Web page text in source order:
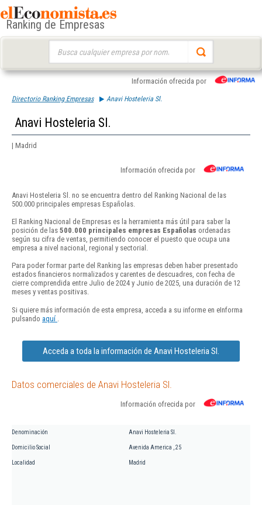
Ranking de Empresas
Información ofrecida por
Directorio Ranking Empresas Anavi Hosteleria Sl.
Anavi Hosteleria Sl.
| Madrid
Información ofrecida por
Anavi Hosteleria Sl. no se encuentra dentro del Ranking Nacional de las
500.000 principales empresas Españolas.
El Ranking Nacional de Empresas es la herramienta más útil para saber la
posición de las 500.000 principales empresas Españolas ordenadas
según su cifra de ventas, permitiendo conocer el puesto que ocupa una
empresa a nivel nacional, regional y sectorial.
Para poder formar parte del Ranking las empresas deben haber presentado
estados financieros normalizados y carentes de descuadres, con fecha de
cierre comprendida entre Julio de 2024 y Junio de 2025, una duración de 12
meses y ventas positivas.
Si quiere más información de esta empresa, acceda a su informe en eInforma
pulsando aquí
Acceda a toda la información de Anavi Hosteleria Sl.
Datos comerciales de Anavi Hosteleria Sl.
Información ofrecida por
Denominación Anavi Hosteleria Sl.
Domicilio Social Avenida America , 25
Localidad Madrid